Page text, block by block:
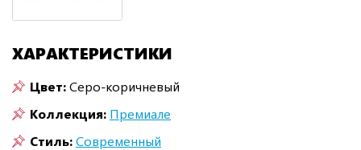
ХАРАКТЕРИСТИКИ
Цвет:Серо-коричневый
Коллекция: Премиале
Стиль:Современный